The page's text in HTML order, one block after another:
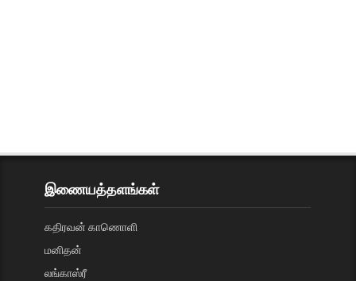
இணையத்தளங்கள்
கதிரவன் காணொளி
மனிதன்
லங்காஸ்ரீ